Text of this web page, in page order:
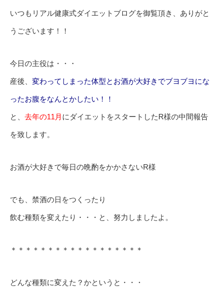
いつもリアル健康式ダイエットブログを御覧頂き、ありがと
うございます！！
今日の主役は・・・
産後、 変わってしまった体型とお酒が大好きでブヨブヨにな
ったお腹をなんとかしたい！！
と、 去年の11月 にダイエットをスタートしたR様の中間報告
を致します。
お酒が大好きで毎日の晩酌をかかさないR様
でも、禁酒の日をつくったり
飲む種類を変えたり・・・と、努力しましたよ。
＊＊＊＊＊＊＊＊＊＊＊＊＊＊＊＊＊＊
どんな種類に変えた？かというと・・・